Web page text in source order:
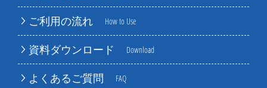
ご利用の流れ How to Use
資料ダウンロード Download
よくあるご質問 FAQ